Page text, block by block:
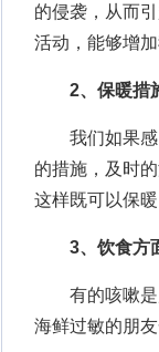
的侵袭，从而
活动，能够增
2、保暖措
我们如果感
的措施，及时
这样既可以保
3、饮食方
有的咳嗽是
海鲜过敏的朋